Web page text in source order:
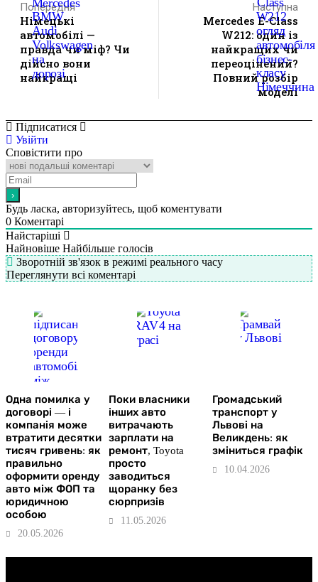
Попередня
Німецькі
автомобілі —
правда чи міф? Чи
дійсно вони
найкращі
Наступна
Mercedes E-Class
W212: один із
найкращих чи
переоцінений?
Повний розбір
моделі
Підписатися
Увійти
Сповістити про
Будь ласка, авторизуйтесь, щоб коментувати
0 Коментарі
Найстаріші
Найновіше Найбільше голосів
Зворотній зв'язок в режимі реального часу
Переглянути всі коментарі
Одна помилка у
договорі — і
компанія може
втратити десятки
тисяч гривень: як
правильно
оформити оренду
авто між ФОП та
юридичною
особою
20.05.2026
Поки власники
інших авто
витрачають
зарплати на
ремонт, Toyota
просто
заводиться
щоранку без
сюрпризів
11.05.2026
Громадський
транспорт у
Львові на
Великдень: як
зміниться графік
10.04.2026